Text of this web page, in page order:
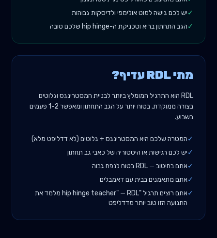
✓יש לכם גישה למוט אולימפי ולדיסקות גבוהות
✓הגב התחתון בריא וטכניקת ה-hip hinge שלכם טובה
מתי RDL עדיף?
RDL הוא התרגיל המומלץ ביותר לבניית המסטרינגס וגלוטים
בצורה ממוקדת. בטוח יותר על הגב התחתון ומאפשר 1-2 פעמים
בשבוע.
✓המטרה שלכם היא המסטרינגס + גלוטים (לא דדליפט מלא)
✓יש לכם רגישות או היסטוריה של כאבי גב תחתון
✓אתם בחיטוב — RDL בטוח לנפח גבוה
✓אתם מתאמנים בבית עם דאמבלים
✓
אתם רוצים תרגיל "hip hinge teacher" — RDL מלמד את
התנועה הזו טוב יותר מדדליפט